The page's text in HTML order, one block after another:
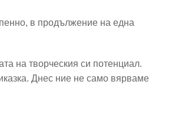
в продължение на една
на творческия си потенциал.
Днес ние не само вярваме